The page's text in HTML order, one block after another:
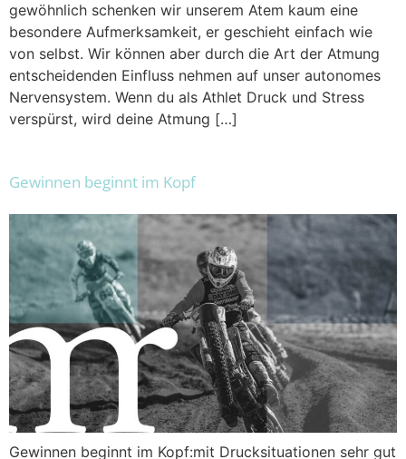
gewöhnlich schenken wir unserem Atem kaum eine
besondere Aufmerksamkeit, er geschieht einfach wie
von selbst. Wir können aber durch die Art der Atmung
entscheidenden Einfluss nehmen auf unser autonomes
Nervensystem. Wenn du als Athlet Druck und Stress
verspürst, wird deine Atmung […]
Gewinnen beginnt im Kopf
Gewinnen beginnt im Kopf:mit Drucksituationen sehr gut